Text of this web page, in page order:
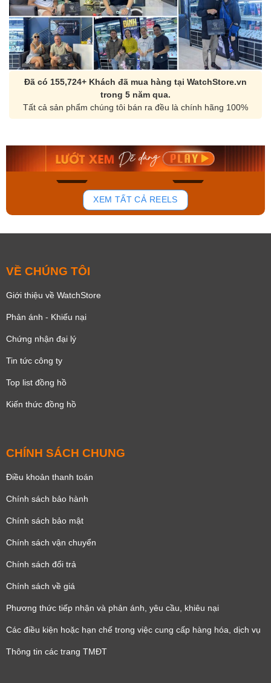
Đã có 155,724+ Khách đã mua hàng tại WatchStore.vn
trong 5 năm qua.
Tất cả sản phẩm chúng tôi bán ra đều là chính hãng 100%
181
Orient Nam RA-
Mua ngay
Casio Nam MTS-
Mua ngay
XEM TẤT CẢ REELS
VỀ CHÚNG TÔI
Giới thiệu về WatchStore
Phản ánh - Khiếu nại
Chứng nhận đại lý
Tin tức công ty
Top list đồng hồ
Kiến thức đồng hồ
CHÍNH SÁCH CHUNG
Điều khoản thanh toán
Chính sách bảo hành
Chính sách bảo mật
Chính sách vận chuyển
Chính sách đổi trả
Chính sách về giá
Phương thức tiếp nhận và phản ánh, yêu cầu, khiêu nại
Các điều kiện hoặc hạn chế trong việc cung cấp hàng hóa, dịch vụ
Thông tin các trang TMĐT